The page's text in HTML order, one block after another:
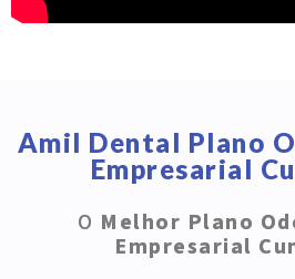
Amil Dental Plano
Empresarial
O Melhor Plano
Empresarial